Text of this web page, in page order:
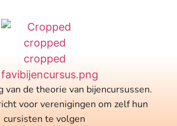
van de theorie van bijencursussen.
voor verenigingen om zelf hun
cursisten te volgen